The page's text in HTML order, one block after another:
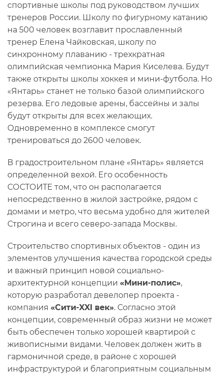
спортивные школы под руководством лучших
тренеров России. Школу по фигурному катанию
на 500 человек возглавит прославленный
тренер Елена Чайковская, школу по
синхронному плаванию - трехкратная
олимпийская чемпионка Мария Киселева. Будут
также открыты школы хоккея и мини-футбола. Но
«Янтарь» станет не только базой олимпийского
резерва. Его ледовые арены, бассейны и залы
будут открыты для всех желающих.
Одновременно в комплексе смогут
тренироваться до 2600 человек.
В градостроительном плане «Янтарь» является
определенной вехой. Его особенность
СОСТОИТЕ том, что он располагается
непосредственно в жилой застройке, рядом с
домами и метро, что весьма удобно для жителей
Строгина и всего северо-запада Москвы.
Строительство спортивных объектов - один из
элементов улучшения качества городской среды
и важный принцип новой социально-
архитектурной концепции «Мини-полис»,
которую разработал девелопер проекта -
компания «Сити-XXI век». Согласно этой
концепции, современный образ жизни не может
быть обеспечен только хорошей квартирой с
живописными видами. Человек должен жить в
гармоничной среде, в районе с хорошей
инфраструктурой и благоприятным социальным